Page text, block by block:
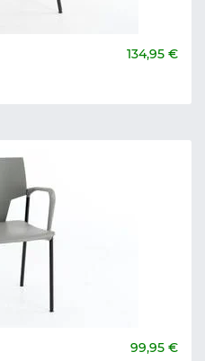
134,95 €
99,95 €